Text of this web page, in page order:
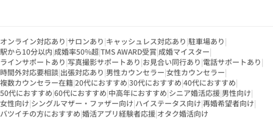
オンライン対応あり|サロンあり|キャッシュレス対応あり|駐車場あり|
駅から10分以内|成婚率50%超|TMS AWARD受賞|成婚マイスター|
ラインサポートあり|写真撮影サポートあり|お見合い同行あり|電話サポートあり|
時間外対応要相談|出張対応あり|男性カウンセラー|女性カウンセラー|
複数カウンセラー在籍|20代におすすめ|30代におすすめ|40代におすすめ|
50代におすすめ|60代におすすめ|中高年におすすめ|シニア婚活応援|男性向け|
女性向け|シングルマザー・ファザー向け|ハイステータス向け|再婚希望者向け|
バツイチの方におすすめ|婚活アプリ経験者応援|オタク婚活向け